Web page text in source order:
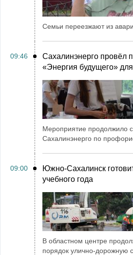
Семьи переезжают из
09:46
Сахалинэнерго провёл
«Энергия будущего»
Мероприятие продолжило
Сахалинэнерго по
09:00
Южно-Сахалинск
учебного года
В областном центре
порядок улично-дорожную